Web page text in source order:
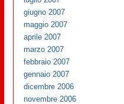
giugno 2007
maggio 2007
aprile 2007
marzo 2007
febbraio 2007
gennaio 2007
dicembre 2006
novembre 2006